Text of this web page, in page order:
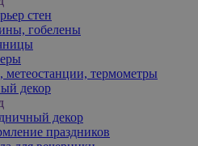
стен
гобелены
метеостанции, термометры
декор
декор
праздников